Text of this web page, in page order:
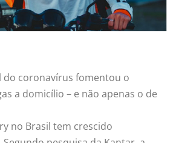
do coronavírus fomentou o
a domicílio – e não apenas o de
no Brasil tem crescido